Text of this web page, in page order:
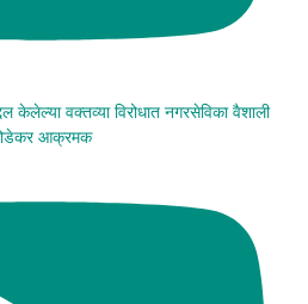
केलेल्या वक्तव्या विरोधात नगरसेविका वैशाली
आक्रमक